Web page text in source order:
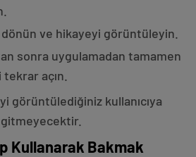
ve hikayeyi görüntüleyin.
sonra uygulamadan tamamen
açın.
görüntülediğiniz kullanıcıya
Kullanarak Bakmak